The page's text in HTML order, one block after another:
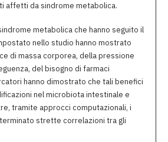
affetti da sindrome metabolica.
metabolica che hanno seguito il
nello studio hanno mostrato
di massa corporea, della pressione
del bisogno di farmaci
hanno dimostrato che tali benefici
nel microbiota intestinale e
tramite approcci computazionali, i
strette correlazioni tra gli